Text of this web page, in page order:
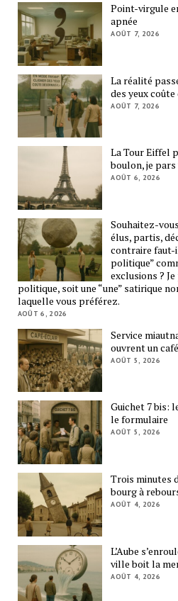
Point-virgule
apnée
AOÛT 7, 2026
La réalité
des yeux
AOÛT 7, 2026
La Tour Eiffel
boulon, je
AOÛT 6, 2026
Souhaitez-
élus, partis,
contraire faut-
politique”
exclusions ?
politique, soit une “une” satirique
laquelle vous préférez.
AOÛT 6, 2026
Service
ouvrent un
AOÛT 5, 2026
Guichet 7 bis:
le formulaire
AOÛT 5, 2026
Trois minutes
bourg à
AOÛT 4, 2026
L’Aube
ville boit la
AOÛT 4, 2026